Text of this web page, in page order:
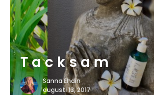
T a c k s a m
Sanna Ehdin
augusti 13, 2017